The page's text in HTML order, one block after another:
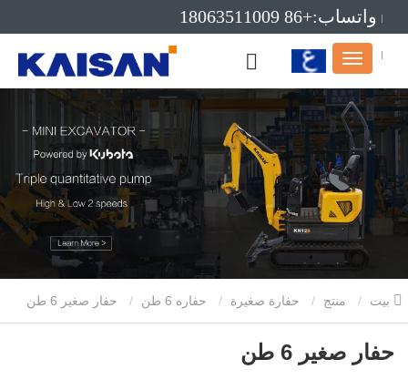
واتساب:+86 18063511009
بريد إلكتروني:info@kaisanmachinery.com
منتج حفارة صغيرة حفاره 6 طن
حفار صغير 6 طن